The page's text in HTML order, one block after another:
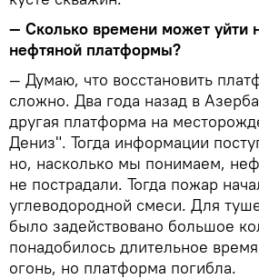
— Сколько времени может уйти
нефтяной платформы?
— Думаю, что восстановить
сложно. Два года назад в
другая платформа на
Дениз". Тогда информации
но, насколько мы понимаем,
не пострадали. Тогда пожар
углеводородной смеси. Для
было задействовано большое
понадобилось длительное
огонь, но платформа погибла.